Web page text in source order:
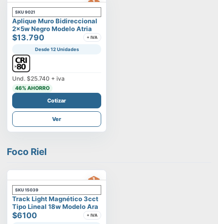
SKU 9021
Aplique Muro Bidireccional
2x5w Negro Modelo Atria
$13.790 + IVA
Desde 12 Unidades
Und. $25.740 + iva
46% AHORRO
Cotizar
Ver
Foco Riel
SKU 15039
Track Light Magnético 3cct
Tipo Lineal 18w Modelo Ara
$6100 + IVA